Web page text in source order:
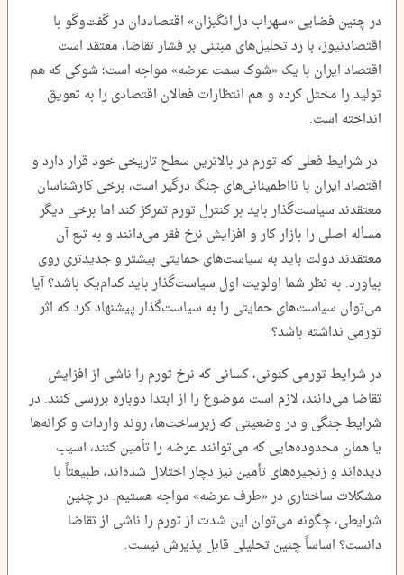
در چنین فضایی «سهراب دل‌انگیزان» اقتصاددان در گفت‌وگو با
اقتصادنیوز، با رد تحلیل‌های مبتنی بر فشار تقاضا، معتقد است
اقتصاد ایران با یک «شوک سمت عرضه» مواجه است؛ شوکی که هم
تولید را مختل کرده و هم انتظارات فعالان اقتصادی را به تعویق
انداخته است.
در شرایط فعلی که تورم در بالاترین سطح تاریخی خود قرار دارد و
اقتصاد ایران با نااطمینانی‌های جنگ درگیر است، برخی کارشناسان
معتقدند سیاست‌گذار باید بر کنترل تورم تمرکز کند اما برخی دیگر
مسأله اصلی را بازار کار و افزایش نرخ فقر می‌دانند و به تبع آن
معتقدند دولت باید به سیاست‌های حمایتی بیشتر و جدیدتری روی
بیاورد. به نظر شما اولویت اول سیاست‌گذار باید کدام‌یک باشد؟ آیا
می‌توان سیاست‌های حمایتی را به سیاست‌گذار پیشنهاد کرد که اثر
تورمی نداشته باشد؟
در شرایط تورمی کنونی، کسانی که نرخ تورم را ناشی از افزایش
تقاضا می‌دانند، لازم است موضوع را از ابتدا دوباره بررسی کنند. در
شرایط جنگی و در وضعیتی که زیرساخت‌ها، روند واردات و کرانه‌ها
یا همان محدوده‌هایی که می‌توانند عرضه را تأمین کنند، آسیب
دیده‌اند و زنجیره‌های تأمین نیز دچار اختلال شده‌اند، طبیعتاً با
مشکلات ساختاری در «طرف عرضه» مواجه هستیم. در چنین
شرایطی، چگونه می‌توان این شدت از تورم را ناشی از تقاضا
دانست؟ اساساً چنین تحلیلی قابل پذیرش نیست.